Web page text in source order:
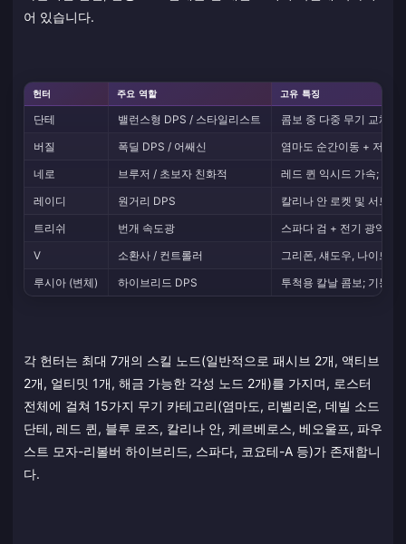
어 있습니다.
헌터 주요 역할 고유 특징
단테 밸런스형 DPS / 스타일리스트
콤보 중 다중 무기 교체;
버질
폭딜 DPS / 어쌔신
염마도 순간이동 + 저지
네로
브루저 / 초보자 친화적
레드 퀸 익시드 가속; 데
레이디
원거리 DPS
칼리나 안 로켓 및 서브
트리쉬
번개 속도광
스파다 검 + 전기 광역 공
V
소환사 / 컨트롤러
그리폰, 섀도우, 나이트
루시아 (변체)
하이브리드 DPS 투척용 칼날 콤보; 기동성
각 헌터는 최대 7개의 스킬 노드(일반적으로 패시브 2개, 액티브
2개, 얼티밋 1개, 해금 가능한 각성 노드 2개)를 가지며, 로스터
전체에 걸쳐 15가지 무기 카테고리(염마도, 리벨리온, 데빌 소드
단테, 레드 퀸, 블루 로즈, 칼리나 안, 케르베로스, 베오울프, 파우
스트 모자-리볼버 하이브리드, 스파다, 코요테-A 등)가 존재합니
다.